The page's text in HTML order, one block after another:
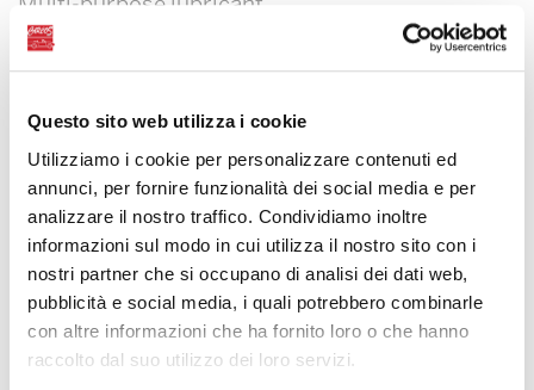
Questo sito web utilizza i cookie
Utilizziamo i cookie per personalizzare contenuti ed
annunci, per fornire funzionalità dei social media e per
analizzare il nostro traffico. Condividiamo inoltre
informazioni sul modo in cui utilizza il nostro sito con i
nostri partner che si occupano di analisi dei dati web,
pubblicità e social media, i quali potrebbero combinarle
con altre informazioni che ha fornito loro o che hanno
raccolto dal suo utilizzo dei loro servizi.
Multi-purpose lubricant